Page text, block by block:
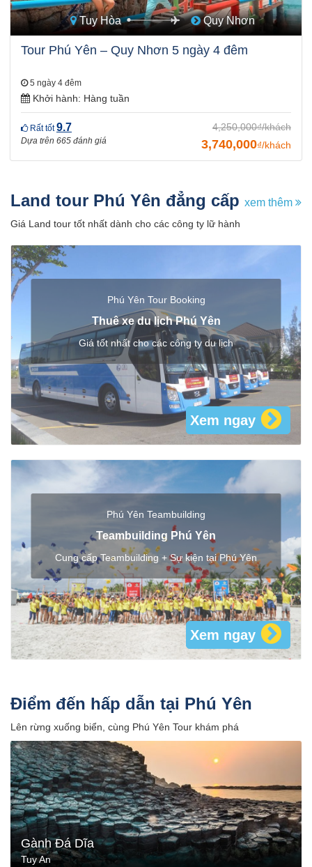
Tuy Hòa Quy Nhơn
Tour Phú Yên – Quy Nhơn 5 ngày 4 đêm
5 ngày 4 đêm
Khởi hành: Hàng tuần
Rất tốt9.7
Dựa trên 665 đánh giá
4,250,000₫/khách
3,740,000₫/khách
Land tour Phú Yên đẳng cấp xem thêm
Giá Land tour tốt nhất dành cho các công ty lữ hành
Phú Yên Tour Booking
Thuê xe du lịch Phú Yên
Giá tốt nhất cho các công ty du lịch
Xem ngay
Phú Yên Teambuilding
Teambuilding Phú Yên
Cung cấp Teambuilding + Sự kiện tại Phú Yên
Xem ngay
Điểm đến hấp dẫn tại Phú Yên
Lên rừng xuống biển, cùng Phú Yên Tour khám phá
Gành Đá Dĩa
Tuy An